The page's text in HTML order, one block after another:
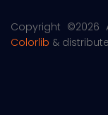
Copyright ©2026
Colorlib &